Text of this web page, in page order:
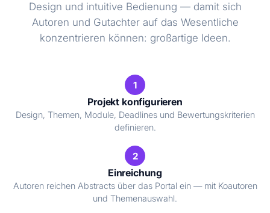
Design und intuitive Bedienung — damit sich
Autoren und Gutachter auf das Wesentliche
konzentrieren können: großartige Ideen.
1
Projekt konfigurieren
Design, Themen, Module, Deadlines und Bewertungskriterien
definieren.
2
Einreichung
Autoren reichen Abstracts über das Portal ein — mit Koautoren
und Themenauswahl.